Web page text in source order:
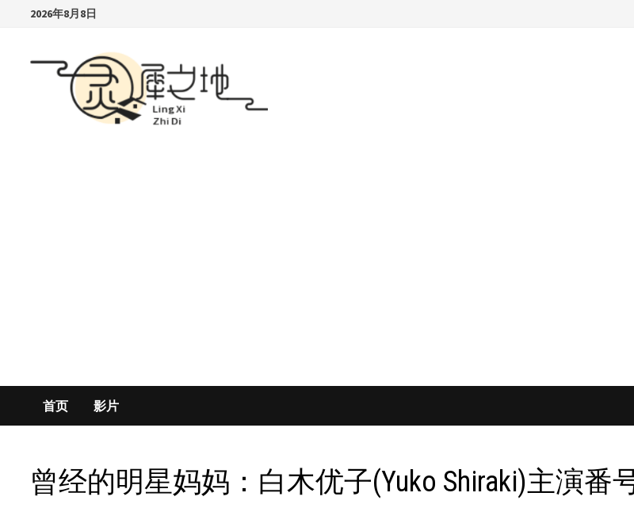
2026年8月8日
首页 影片
曾经的明星妈妈：白木优子(Yuko Shiraki)主演番